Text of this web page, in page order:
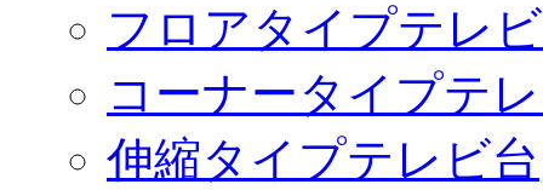
フロアタイプテレ
コーナータイプテ
伸縮タイプテレビ台